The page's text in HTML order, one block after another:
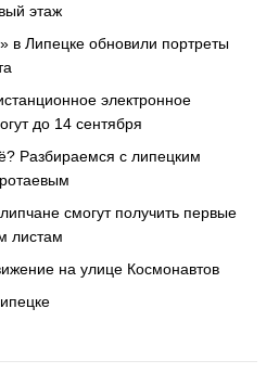
этаж
в Липецке обновили портреты
электронное
до 14 сентября
Разбираемся с липецким
смогут получить первые
листам
на улице Космонавтов